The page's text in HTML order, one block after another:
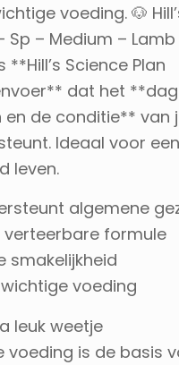
voeding. 🐶
Sp – Medium – Lamb
**Hill’s Science Plan
dat het
en de conditie** van
Ideaal voor
leven.
algemene
verteerbare formule
smakelijkheid
voeding
leuk weetje
voeding is de basis